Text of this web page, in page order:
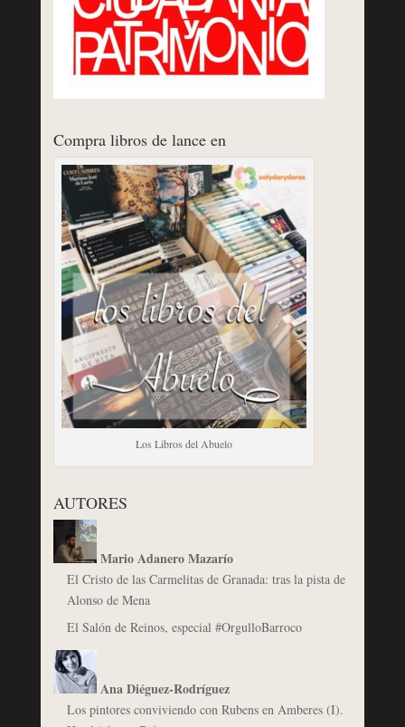
Compra libros de lance en
Los Libros del Abuelo
AUTORES
Mario Adanero Mazarío
El Cristo de las Carmelitas de Granada: tras la pista de
Alonso de Mena
El Salón de Reinos, especial #OrgulloBarroco
Ana Diéguez-Rodríguez
Los pintores conviviendo con Rubens en Amberes (I).